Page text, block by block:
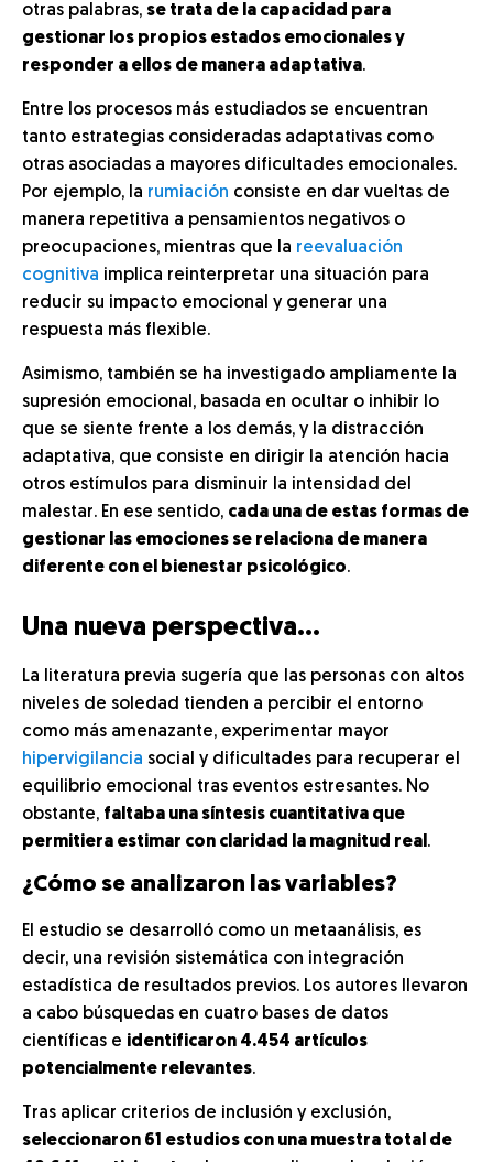
otras palabras, se trata de la capacidad para
gestionar los propios estados emocionales y
responder a ellos de manera adaptativa.
Entre los procesos más estudiados se encuentran
tanto estrategias consideradas adaptativas como
otras asociadas a mayores dificultades emocionales.
Por ejemplo, la rumiación consiste en dar vueltas de
manera repetitiva a pensamientos negativos o
preocupaciones, mientras que la reevaluación
cognitiva implica reinterpretar una situación para
reducir su impacto emocional y generar una
respuesta más flexible.
Asimismo, también se ha investigado ampliamente la
supresión emocional, basada en ocultar o inhibir lo
que se siente frente a los demás, y la distracción
adaptativa, que consiste en dirigir la atención hacia
otros estímulos para disminuir la intensidad del
malestar. En ese sentido, cada una de estas formas de
gestionar las emociones se relaciona de manera
diferente con el bienestar psicológico.
Una nueva perspectiva…
La literatura previa sugería que las personas con altos
niveles de soledad tienden a percibir el entorno
como más amenazante, experimentar mayor
hipervigilancia social y dificultades para recuperar el
equilibrio emocional tras eventos estresantes. No
obstante, faltaba una síntesis cuantitativa que
permitiera estimar con claridad la magnitud real .
¿Cómo se analizaron las variables?
El estudio se desarrolló como un metaanálisis, es
decir, una revisión sistemática con integración
estadística de resultados previos. Los autores llevaron
a cabo búsquedas en cuatro bases de datos
científicas e identificaron 4.454 artículos
potencialmente relevantes.
Tras aplicar criterios de inclusión y exclusión,
seleccionaron 61 estudios con una muestra total de